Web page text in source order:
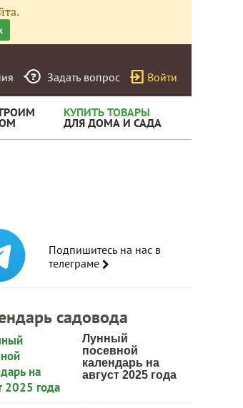
Задать вопрос Войти
КУПИТЬ ТОВАРЫ
ДЛЯ ДОМА И САДА
Подпишитесь на нас в
телеграме
садовода
Лунный
посевной
календарь на
август 2025 года